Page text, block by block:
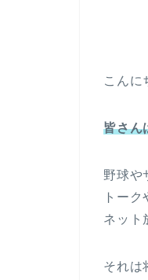
こんに
皆さん
野球や
トー
ネット
それは